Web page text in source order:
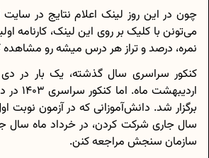
چون در این روز لینک اعلام نتایج در سایت
می‌تونن با کلیک بر روی این لینک، کارنامه
نمره، درصد و تراز هر درس میشه رو مشاهده
کنکور سراسری سال گذشته، یک بار در دی
برگزار شد. دانش‌آموزانی که در آزمون نوبت
سال جاری شرکت کردن، در خرداد ماه سال
سازمان سنجش مراجعه کنن.